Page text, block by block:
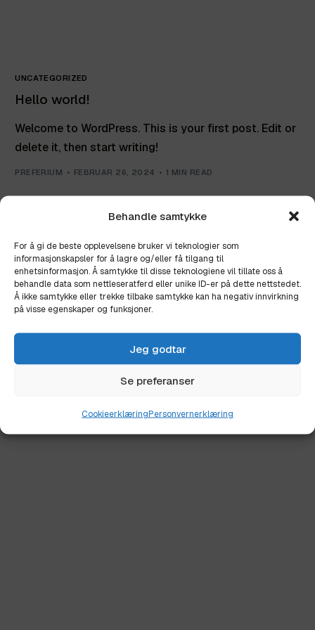
Behandle samtykke
For å gi de beste opplevelsene bruker vi teknologier som
informasjonskapsler for å lagre og/eller få tilgang til
enhetsinformasjon. Å samtykke til disse teknologiene vil tillate oss å
behandle data som nettleseratferd eller unike ID-er på dette nettstedet.
Å ikke samtykke eller trekke tilbake samtykke kan ha negativ innvirkning
på visse egenskaper og funksjoner.
Jeg godtar
Se preferanser
CookieerklæringPersonvernerklæring
UNCATEGORIZED
Hello world!
Welcome to WordPress. This is your first post. Edit or
delete it, then start writing!
PREFERIUM FEBRUAR 26, 2024 1 MIN READ
©UiCore2026. All Rights Reserved.